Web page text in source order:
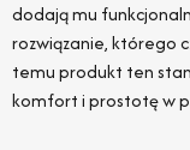
dodają mu
rozwiązanie, którego
temu produkt ten
komfort i prostotę w